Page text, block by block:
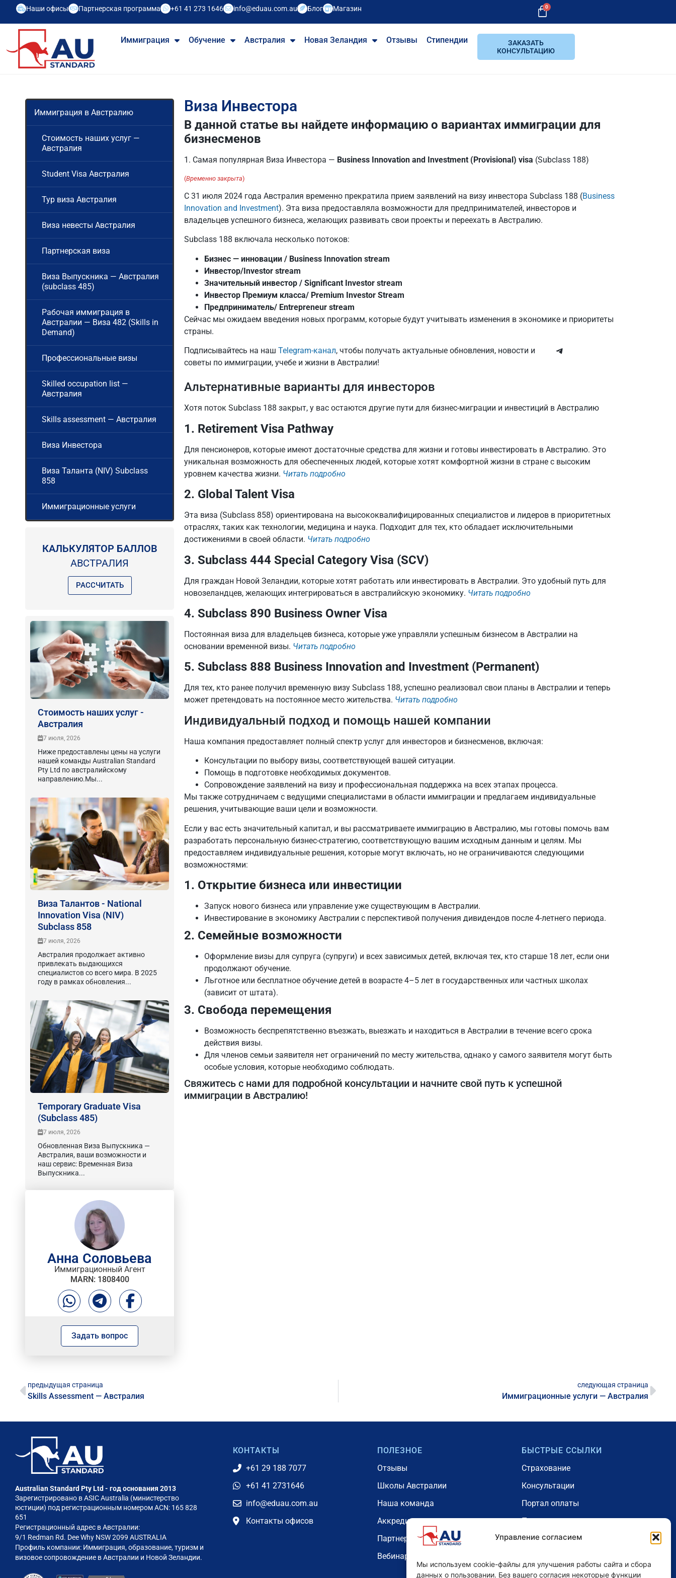
Управление согласием
Мы используем cookie-файлы для улучшения работы сайта и сбора
данных о пользовании. Без вашего согласия некоторые функции
Наши офисы Партнерская программа +61 41 273 1646 info@eduau.com.au Блог Магазин 0
Иммиграция Обучение Австралия Новая Зеландия Отзывы Стипендии
ЗАКАЗАТЬ
КОНСУЛЬТАЦИЮ
Иммиграция в Австралию
Стоимость наших услуг —
Австралия
Student Visa Австралия
Тур виза Австралия
Виза невесты Австралия
Партнерская виза
Виза Выпускника — Австралия
(subclass 485)
Рабочая иммиграция в
Австралии — Виза 482 (Skills in
Demand)
Профессиональные визы
Skilled occupation list —
Австралия
Skills assessment — Австралия
Виза Инвестора
Виза Таланта (NIV) Subclass
858
Иммиграционные услуги
КАЛЬКУЛЯТОР БАЛЛОВ
АВСТРАЛИЯ
РАССЧИТАТЬ
Стоимость наших услуг -
Австралия
7 июля, 2026
Ниже предоставлены цены на услуги
нашей команды Australian Standard
Pty Ltd по австралийскому
направлению.Мы...
Виза Талантов - National
Innovation Visa (NIV)
Subclass 858
7 июля, 2026
Австралия продолжает активно
привлекать выдающихся
специалистов со всего мира. В 2025
году в рамках обновления...
Temporary Graduate Visa
(Subclass 485)
7 июля, 2026
Обновленная Виза Выпускника —
Австралия, ваши возможности и
наш сервис: Временная Виза
Выпускника...
Анна Соловьева
Иммиграционный Агент
MARN: 1808400
Задать вопрос
Виза Инвестора
В данной статье вы найдете информацию о вариантах иммиграции для
бизнесменов
1. Самая популярная Виза Инвестора — Business Innovation and Investment (Provisional) visa (Subclass 188)
(Временно закрыта)
С 31 июля 2024 года Австралия временно прекратила прием заявлений на визу инвестора Subclass 188 (Business
Innovation and Investment). Эта виза предоставляла возможности для предпринимателей, инвесторов и
владельцев успешного бизнеса, желающих развивать свои проекты и переехать в Австралию.
Subclass 188 включала несколько потоков:
Бизнес — инновации / Business Innovation stream
Инвестор/Investor stream
Значительный инвестор / Significant Investor stream
Инвестор Премиум класса/ Premium Investor Stream
Предприниматель/ Entrepreneur stream
Сейчас мы ожидаем введения новых программ, которые будут учитывать изменения в экономике и приоритеты
страны.
Подписывайтесь на нашTelegram-канал, чтобы получать актуальные обновления, новости и
советы по иммиграции, учебе и жизни в Австралии!
Альтернативные варианты для инвесторов
Хотя поток Subclass 188 закрыт, у вас остаются другие пути для бизнес-миграции и инвестиций в Австралию
1. Retirement Visa Pathway
Для пенсионеров, которые имеют достаточные средства для жизни и готовы инвестировать в Австралию. Это
уникальная возможность для обеспеченных людей, которые хотят комфортной жизни в стране с высоким
уровнем качества жизни. Читать подробно
2. Global Talent Visa
Эта виза (Subclass 858) ориентирована на высококвалифицированных специалистов и лидеров в приоритетных
отраслях, таких как технологии, медицина и наука. Подходит для тех, кто обладает исключительными
достижениями в своей области. Читать подробно
3. Subclass 444 Special Category Visa (SCV)
Для граждан Новой Зеландии, которые хотят работать или инвестировать в Австралии. Это удобный путь для
новозеландцев, желающих интегрироваться в австралийскую экономику. Читать подробно
4. Subclass 890 Business Owner Visa
Постоянная виза для владельцев бизнеса, которые уже управляли успешным бизнесом в Австралии на
основании временной визы. Читать подробно
5. Subclass 888 Business Innovation and Investment (Permanent)
Для тех, кто ранее получил временную визу Subclass 188, успешно реализовал свои планы в Австралии и теперь
может претендовать на постоянное место жительства. Читать подробно
Индивидуальный подход и помощь нашей компании
Наша компания предоставляет полный спектр услуг для инвесторов и бизнесменов, включая:
Консультации по выбору визы, соответствующей вашей ситуации.
Помощь в подготовке необходимых документов.
Сопровождение заявлений на визу и профессиональная поддержка на всех этапах процесса.
Мы также сотрудничаем с ведущими специалистами в области иммиграции и предлагаем индивидуальные
решения, учитывающие ваши цели и возможности.
Если у вас есть значительный капитал, и вы рассматриваете иммиграцию в Австралию, мы готовы помочь вам
разработать персональную бизнес-стратегию, соответствующую вашим исходным данным и целям. Мы
предоставляем индивидуальные решения, которые могут включать, но не ограничиваются следующими
возможностями:
1. Открытие бизнеса или инвестиции
Запуск нового бизнеса или управление уже существующим в Австралии.
Инвестирование в экономику Австралии с перспективой получения дивидендов после 4-летнего периода.
2. Семейные возможности
Оформление визы для супруга (супруги) и всех зависимых детей, включая тех, кто старше 18 лет, если они
продолжают обучение.
Льготное или бесплатное обучение детей в возрасте 4–5 лет в государственных или частных школах
(зависит от штата).
3. Свобода перемещения
Возможность беспрепятственно въезжать, выезжать и находиться в Австралии в течение всего срока
действия визы.
Для членов семьи заявителя нет ограничений по месту жительства, однако у самого заявителя могут быть
особые условия, которые необходимо соблюдать.
Свяжитесь с нами для подробной консультации и начните свой путь к успешной
иммиграции в Австралию!
предыдущая страница
Skills Assessment — Австралия
следующая страница
Иммиграционные услуги — Австралия
Australian Standard Pty Ltd - год основания 2013
Зарегистрировано в ASIC Australia (министерство
юстиции) под регистрационным номером ACN: 165 828
651
Регистрационный адрес в Австралии:
9/1 Redman Rd. Dee Why NSW 2099 AUSTRALIA
Профиль компании: Иммиграция, образование, туризм и
визовое сопровождение в Австралии и Новой Зеландии.
КОНТАКТЫ
+61 29 188 7077
+61 41 2731646
info@eduau.com.au
Контакты офисов
ПОЛЕЗНОЕ
Отзывы
Школы Австралии
Наша команда
Аккредитации
Партнерская программа
Вебинары
БЫСТРЫЕ ССЫЛКИ
Страхование
Консультации
Портал оплаты
Проживание
Блог